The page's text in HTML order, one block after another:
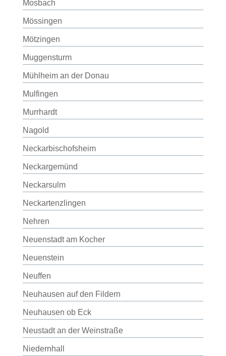
Mosbach
Mössingen
Mötzingen
Muggensturm
Mühlheim an der Donau
Mulfingen
Murrhardt
Nagold
Neckarbischofsheim
Neckargemünd
Neckarsulm
Neckartenzlingen
Nehren
Neuenstadt am Kocher
Neuenstein
Neuffen
Neuhausen auf den Fildern
Neuhausen ob Eck
Neustadt an der Weinstraße
Niedernhall